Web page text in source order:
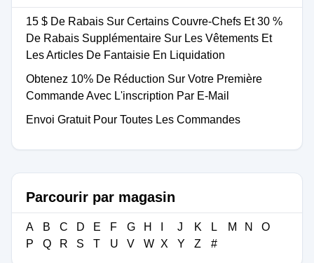
15 $ De Rabais Sur Certains Couvre-Chefs Et 30 %
De Rabais Supplémentaire Sur Les Vêtements Et
Les Articles De Fantaisie En Liquidation
Obtenez 10% De Réduction Sur Votre Première
Commande Avec L'inscription Par E-Mail
Envoi Gratuit Pour Toutes Les Commandes
Parcourir par magasin
A B C D E F G H J K L M N
O
P
Q R S T U V W X Y Z #